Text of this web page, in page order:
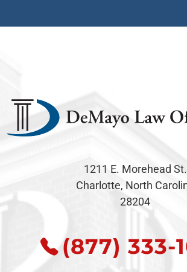
1211 E. Morehead St.
Charlotte, North
28204
(877) 333-